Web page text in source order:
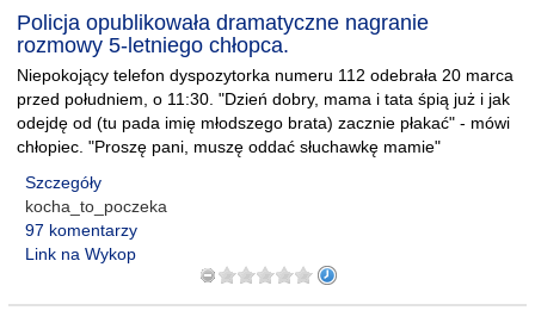
Policja opublikowała dramatyczne nagranie
rozmowy 5-letniego chłopca.
Niepokojący telefon dyspozytorka numeru 112 odebrała 20 marca
przed południem, o 11:30. "Dzień dobry, mama i tata śpią już i jak
odejdę od (tu pada imię młodszego brata) zacznie płakać" - mówi
chłopiec. "Proszę pani, muszę oddać słuchawkę mamie"
Szczegóły
kocha_to_poczeka
97 komentarzy
Link na Wykop